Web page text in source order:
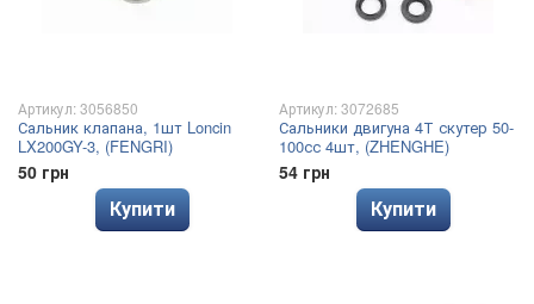
Артикул: 3056850
Сальник клапана, 1шт Loncin
LX200GY-3, (FENGRI)
50 грн
Купити
Артикул: 3072685
Сальники двигуна 4Т скутер 50-
100сс 4шт, (ZHENGHE)
54 грн
Купити